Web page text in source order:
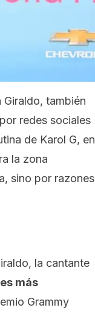
también
redes sociales
de Karol G, en
la zona
sino por razones
la cantante
más
Grammy